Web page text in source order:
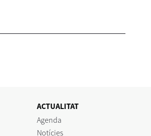
ACTUALITAT
Agenda
Notícies